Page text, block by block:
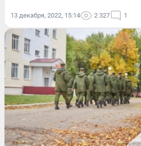
13 декабря, 2022, 15:14 2 327 1